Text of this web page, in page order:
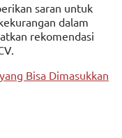
saran untuk
dalam
rekomendasi
Bisa Dimasukkan